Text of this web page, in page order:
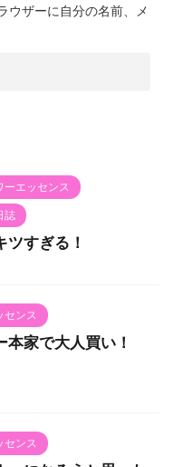
ウザーに自分の名前、メ
ーエッセンス
誌
ツすぎる！
センス
家で大人買い！
センス